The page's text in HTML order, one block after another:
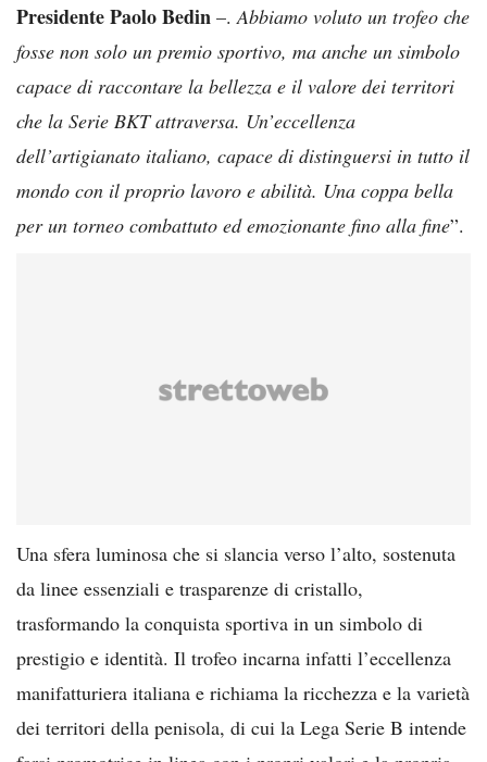
Presidente Paolo Bedin –.Abbiamo voluto un trofeo che
fosse non solo un premio sportivo, ma anche un simbolo
capace di raccontare la bellezza e il valore dei territori
che la Serie BKT attraversa. Un’eccellenza
dell’artigianato italiano, capace di distinguersi in tutto il
mondo con il proprio lavoro e abilità. Una coppa bella
per un torneo combattuto ed emozionante fino alla fine”.
Una sfera luminosa che si slancia verso l’alto, sostenuta
da linee essenziali e trasparenze di cristallo,
trasformando la conquista sportiva in un simbolo di
prestigio e identità. Il trofeo incarna infatti l’eccellenza
manifatturiera italiana e richiama la ricchezza e la varietà
dei territori della penisola, di cui la Lega Serie B intende